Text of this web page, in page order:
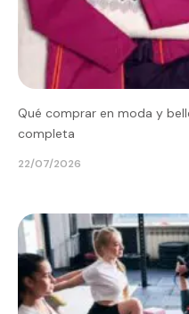
Qué comprar en moda y
completa
22/07/2026